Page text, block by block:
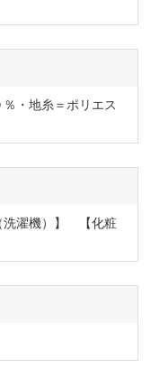
・地糸＝ポリエス
洗濯機）】 【化粧